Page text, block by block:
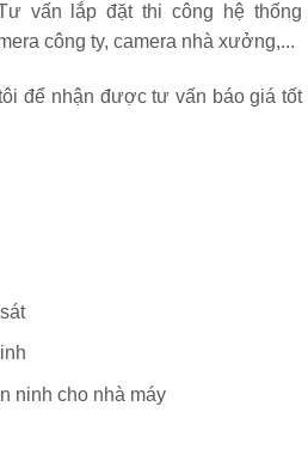
vấn lắp đặt thi công hệ thống
công ty, camera nhà xưởng,...
để nhận được tư vấn báo giá tốt
ninh cho nhà máy